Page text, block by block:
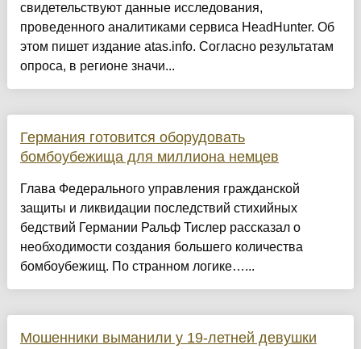
свидетельствуют данные исследования,
проведенного аналитиками сервиса HeadHunter. Об
этом пишет издание atas.info. Согласно результатам
опроса, в регионе значи...
Германия готовится оборудовать
бомбоубежища для миллиона немцев
Глава Федерального управления гражданской
защиты и ликвидации последствий стихийных
бедствий Германии Ральф Тислер рассказал о
необходимости создания большего количества
бомбоубежищ. По странном логике…...
Мошенники выманили у 19-летней девушки